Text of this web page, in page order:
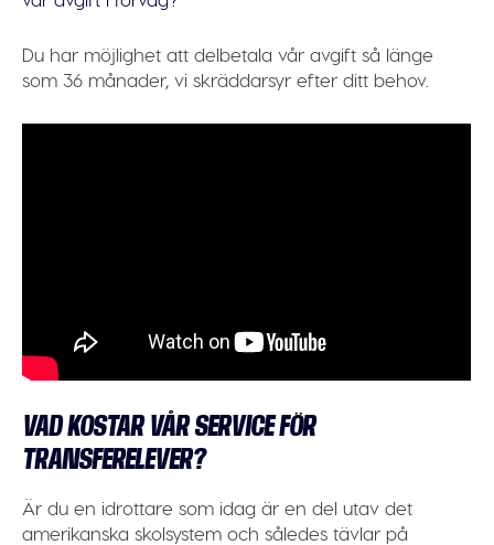
Du har möjlighet att delbetala vår avgift så länge
som 36 månader, vi skräddarsyr efter ditt behov.
VAD KOSTAR VÅR SERVICE FÖR
TRANSFERELEVER?
Är du en idrottare som idag är en del utav det
amerikanska skolsystem och således tävlar på